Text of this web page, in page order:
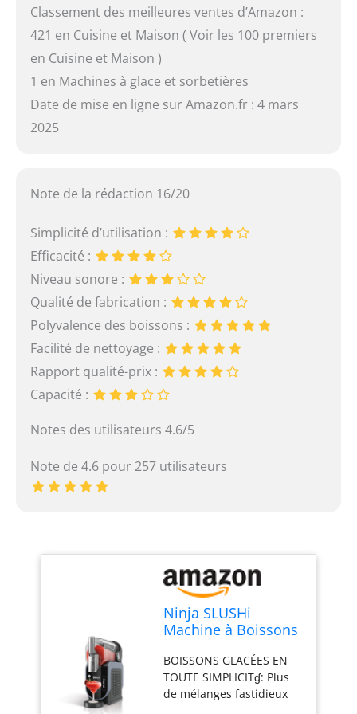
Classement des meilleures ventes d’Amazon :
421 en Cuisine et Maison ( Voir les 100 premiers
en Cuisine et Maison )
1 en Machines à glace et sorbetières
Date de mise en ligne sur Amazon.fr : 4 mars
2025
Note de la rédaction 16/20
Simplicité d’utilisation :
Efficacité :
Niveau sonore :
Qualité de fabrication :
Polyvalence des boissons :
Facilité de nettoyage :
Rapport qualité-prix :
Capacité :
Notes des utilisateurs 4.6/5
Note de 4.6 pour 257 utilisateurs
Ninja SLUSHi
Machine à Boissons
Milkshakes FS301EU
BOISSONS GLACÉES EN
TOUTE SIMPLICITɠ: Plus
de mélanges fastidieux